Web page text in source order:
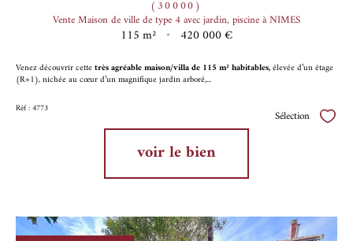
(30000)
Vente Maison de ville de type 4 avec jardin, piscine à NIMES
115 m² - 420 000 €
Venez découvrir cette très agréable maison/villa de 115 m² habitables,élevée d’un étage
(R+1), nichée au cœur d’un magnifique jardin arboré,...
Réf : 4773 Sélection
voir le bien